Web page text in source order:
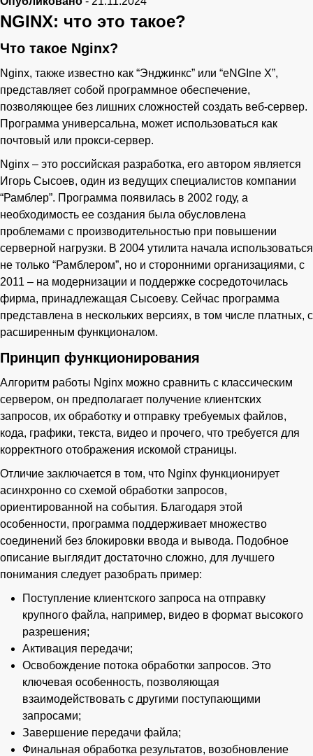
NGINX: что это такое?
Что такое Nginx?
Nginx, также известно как “Энджинкс” или “eNGIne X”,
представляет собой программное обеспечение,
позволяющее без лишних сложностей создать веб-сервер.
Программа универсальна, может использоваться как
почтовый или прокси-сервер.
Nginx – это российская разработка, его автором является
Игорь Сысоев, один из ведущих специалистов компании
“Рамблер”. Программа появилась в 2002 году, а
необходимость ее создания была обусловлена
проблемами с производительностью при повышении
серверной нагрузки. В 2004 утилита начала использоваться
не только “Рамблером”, но и сторонними организациями, с
2011 – на модернизации и поддержке сосредоточилась
фирма, принадлежащая Сысоеву. Сейчас программа
представлена в нескольких версиях, в том числе платных, с
расширенным функционалом.
Принцип функционирования
Алгоритм работы Nginx можно сравнить с классическим
сервером, он предполагает получение клиентских
запросов, их обработку и отправку требуемых файлов,
кода, графики, текста, видео и прочего, что требуется для
корректного отображения искомой страницы.
Отличие заключается в том, что Nginx функционирует
асинхронно со схемой обработки запросов,
ориентированной на события. Благодаря этой
особенности, программа поддерживает множество
соединений без блокировки ввода и вывода. Подобное
описание выглядит достаточно сложно, для лучшего
понимания следует разобрать пример:
Поступление клиентского запроса на отправку
крупного файла, например, видео в формат высокого
разрешения;
Активация передачи;
Освобождение потока обработки запросов. Это
ключевая особенность, позволяющая
взаимодействовать с другими поступающими
запросами;
Завершение передачи файла;
Финальная обработка результатов, возобновление
Ваше имя
Телефон